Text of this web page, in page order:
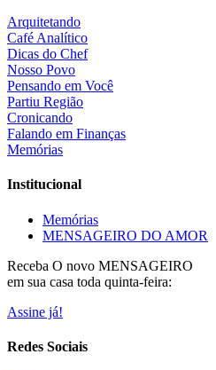
Arquitetando
Café Analítico
Dicas do Chef
Nosso Povo
Pensando em Você
Partiu Região
Cronicando
Falando em Finanças
Memórias
Institucional
Memórias
MENSAGEIRO DO AMOR
Receba O novo MENSAGEIRO
em sua casa toda quinta-feira:
Assine já!
Redes Sociais